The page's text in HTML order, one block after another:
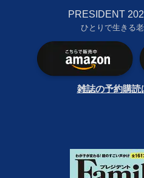
PRESIDENT
ひとりで生きる老
雑誌の予約購読